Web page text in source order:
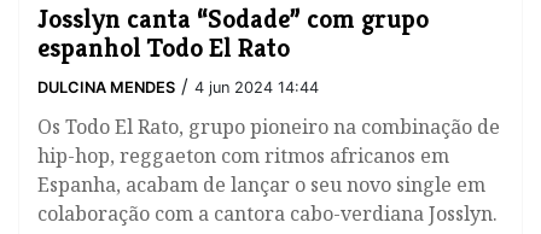
​Josslyn canta “Sodade” com grupo
espanhol Todo El Rato
DULCINA MENDES / 4 jun 2024 14:44
Os Todo El Rato, grupo pioneiro na combinação de
hip-hop, reggaeton com ritmos africanos em
Espanha, acabam de lançar o seu novo single em
colaboração com a cantora cabo-verdiana Josslyn.